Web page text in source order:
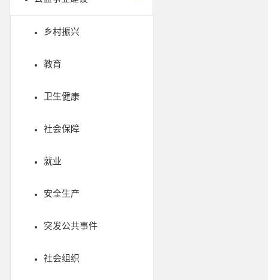
乡村振兴
教育
卫生健康
社会保障
就业
安全生产
突发公共事件
社会组织